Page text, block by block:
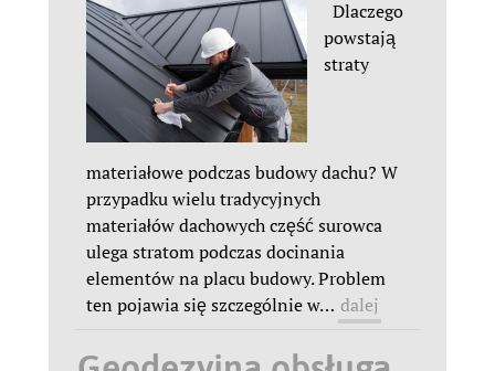
Dlaczego
powstają
straty
materiałowe podczas budowy dachu? W
przypadku wielu tradycyjnych
materiałów dachowych część surowca
ulega stratom podczas docinania
elementów na placu budowy. Problem
ten pojawia się szczególnie w… dalej